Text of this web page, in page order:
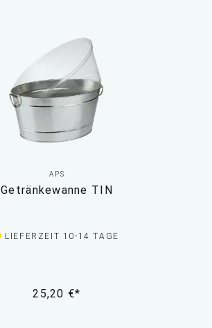
APS
Getränkewanne TIN
LIEFERZEIT 10-14 TAGE
25,20 €*